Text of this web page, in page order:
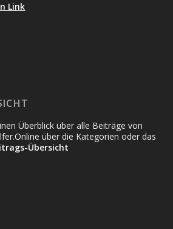
Link
Überblick über alle Beiträge von
über die Kategorien oder das
Übersicht